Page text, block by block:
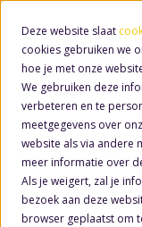
Deze website slaat
cookies gebruiken we
hoe je met onze
We gebruiken deze
verbeteren en te
meetgegevens over
website als via andere
meer informatie over
Als je weigert, zal je
bezoek aan deze
browser geplaatst om